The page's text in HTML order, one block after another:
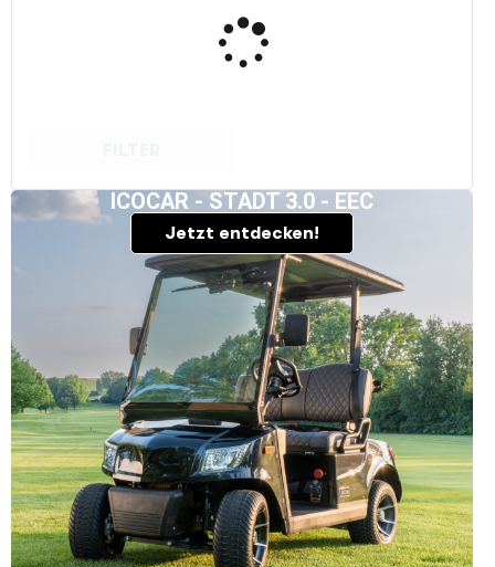
ICOCAR - STADT 3.0 - EEC
Jetzt entdecken!